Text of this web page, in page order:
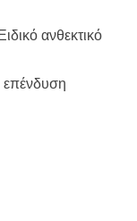
ανθεκτικό
επένδυση